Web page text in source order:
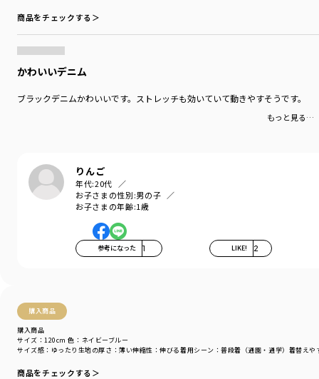
商品をチェックする＞
かわいいデニム
ブラックデニムかわいいです。ストレッチも効いていて動きやすそうです。
もっと見る…
りんご
年代:20代
お子さまの性別:男の子
お子さまの年齢:1歳
参考になった 1 LIKE! 2
購入商品
購入商品
サイズ感 ：ゆったり 生地の厚さ ：薄い伸縮性 ：伸びる着用シーン ：普段着（通園・通学） 着替えや
サイズ：120cm 色：ネイビーブルー
商品をチェックする＞